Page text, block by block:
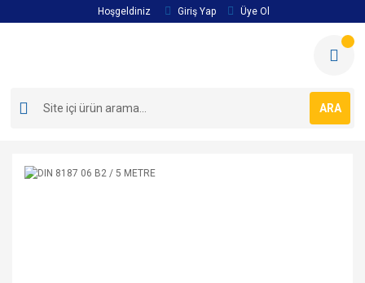
Hoşgeldiniz Giriş Yap Üye Ol
ARA